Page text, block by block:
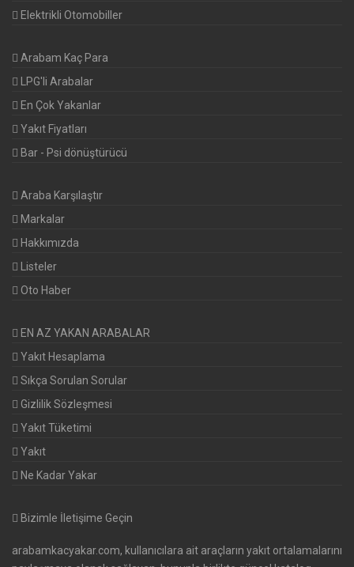
Elektrikli Otomobiller
Arabam Kaç Para
LPG'li Arabalar
En Çok Yakanlar
Yakıt Fiyatları
Bar - Psi dönüştürücü
Araba Karşılaştır
Markalar
Hakkımızda
Listeler
Oto Haber
EN AZ YAKAN ARABALAR
Yakıt Hesaplama
Sıkça Sorulan Sorular
Gizlilik Sözleşmesi
Yakıt Tüketimi
Yakıt
Ne Kadar Yakar
Bizimle İletişime Geçin
arabamkacyakar.com, kullanıcılara ait araçların yakıt ortalamalarını